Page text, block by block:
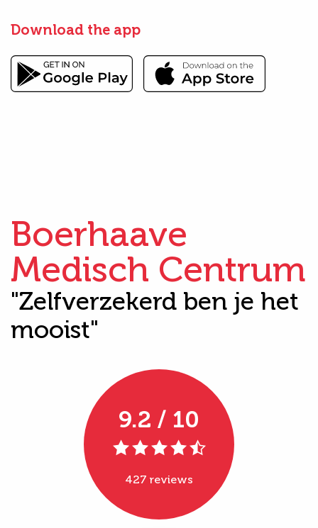
Download the app
Boerhaave
Medisch Centrum
"Zelfverzekerd ben je het
mooist"
9.2 / 10
427 reviews